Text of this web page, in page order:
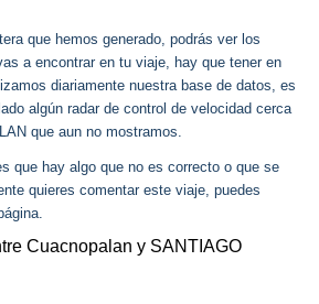
que hemos generado, podrás ver los
a encontrar en tu viaje, hay que tener en
diariamente nuestra base de datos, es
algún radar de control de velocidad cerca
que aun no mostramos.
que hay algo que no es correcto o que se
quieres comentar este viaje, puedes
Cuacnopalan y SANTIAGO